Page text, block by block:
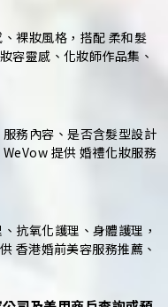
裸妝風格，搭配 柔和髮
容靈感、化妝師作品集、
務內容、是否含髮型設計
提供 婚禮化妝服務
抗氧化護理、身體護理，
香港婚前美容服務推薦、